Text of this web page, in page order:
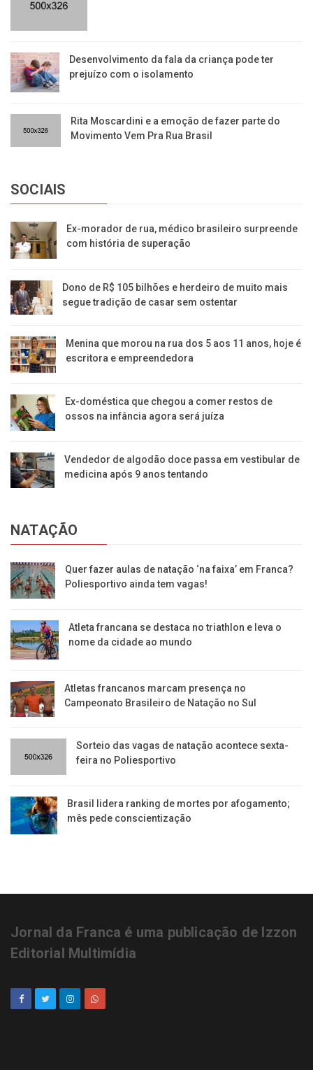
Desenvolvimento da fala da criança pode ter
prejuízo com o isolamento
Rita Moscardini e a emoção de fazer parte do
Movimento Vem Pra Rua Brasil
SOCIAIS
Ex-morador de rua, médico brasileiro surpreende
com história de superação
Dono de R$ 105 bilhões e herdeiro de muito mais
segue tradição de casar sem ostentar
Menina que morou na rua dos 5 aos 11 anos, hoje é
escritora e empreendedora
Ex-doméstica que chegou a comer restos de
ossos na infância agora será juíza
Vendedor de algodão doce passa em vestibular de
medicina após 9 anos tentando
NATAÇÃO
Quer fazer aulas de natação ‘na faixa’ em Franca?
Poliesportivo ainda tem vagas!
Atleta francana se destaca no triathlon e leva o
nome da cidade ao mundo
Atletas francanos marcam presença no
Campeonato Brasileiro de Natação no Sul
Sorteio das vagas de natação acontece sexta-
feira no Poliesportivo
Brasil lidera ranking de mortes por afogamento;
mês pede conscientização
Jornal da Franca é uma publicação de Izzon
Editorial Multimídia